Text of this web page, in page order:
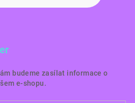
budeme zasílat informace o
e-shopu.